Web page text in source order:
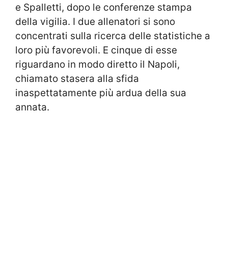
e Spalletti, dopo le conferenze stampa
della vigilia. I due allenatori si sono
concentrati sulla ricerca delle statistiche a
loro più favorevoli. E cinque di esse
riguardano in modo diretto il Napoli,
chiamato stasera alla sfida
inaspettatamente più ardua della sua
annata.